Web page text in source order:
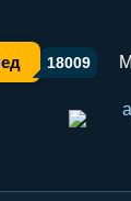
18009